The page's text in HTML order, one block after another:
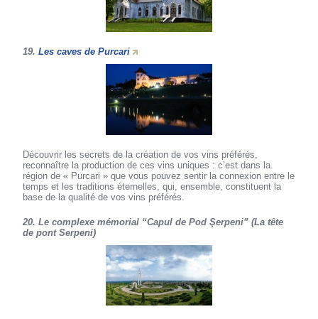
19.Les caves de Purcari
Découvrir les secrets de la création de vos vins préférés,
reconnaître la production de ces vins uniques : c’est dans la
région de « Purcari » que vous pouvez sentir la connexion entre le
temps et les traditions éternelles, qui, ensemble, constituent la
base de la qualité de vos vins préférés.
20. Le complexe mémorial “Capul de Pod Şerpeni” (La tête
de pont Serpeni)